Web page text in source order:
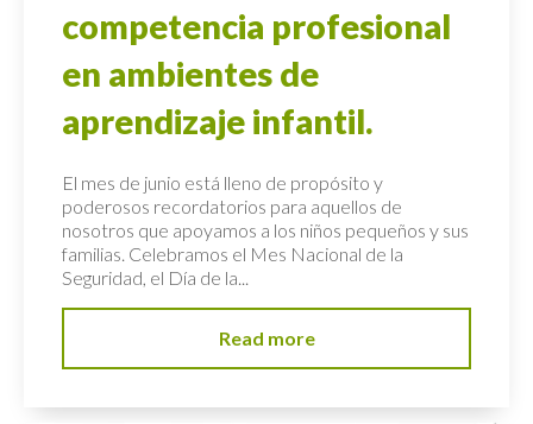
competencia profesional
en ambientes de
aprendizaje infantil.
El mes de junio está lleno de propósito y
poderosos recordatorios para aquellos de
nosotros que apoyamos a los niños pequeños y sus
familias. Celebramos el Mes Nacional de la
Seguridad, el Día de la...
Read more